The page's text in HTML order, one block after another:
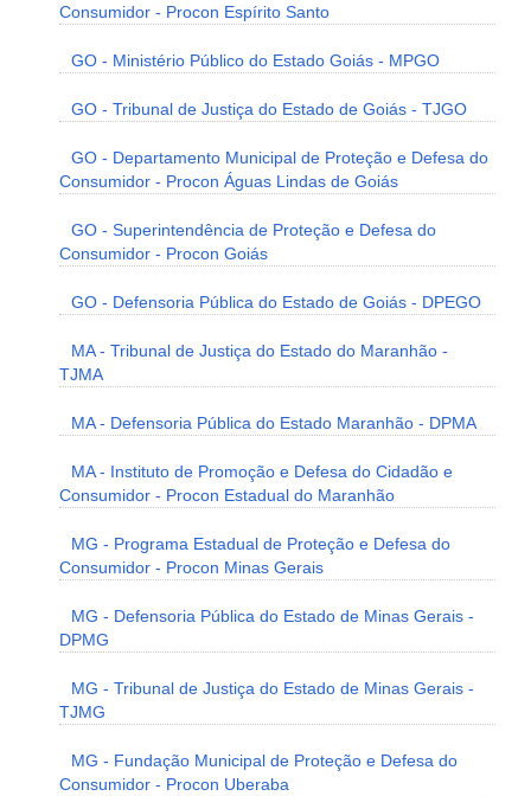
Consumidor - Procon Espírito Santo
GO - Ministério Público do Estado Goiás - MPGO
GO - Tribunal de Justiça do Estado de Goiás - TJGO
GO - Departamento Municipal de Proteção e Defesa do
Consumidor - Procon Águas Lindas de Goiás
GO - Superintendência de Proteção e Defesa do
Consumidor - Procon Goiás
GO - Defensoria Pública do Estado de Goiás - DPEGO
MA - Tribunal de Justiça do Estado do Maranhão -
TJMA
MA - Defensoria Pública do Estado Maranhão - DPMA
MA - Instituto de Promoção e Defesa do Cidadão e
Consumidor - Procon Estadual do Maranhão
MG - Programa Estadual de Proteção e Defesa do
Consumidor - Procon Minas Gerais
MG - Defensoria Pública do Estado de Minas Gerais -
DPMG
MG - Tribunal de Justiça do Estado de Minas Gerais -
TJMG
MG - Fundação Municipal de Proteção e Defesa do
Consumidor - Procon Uberaba